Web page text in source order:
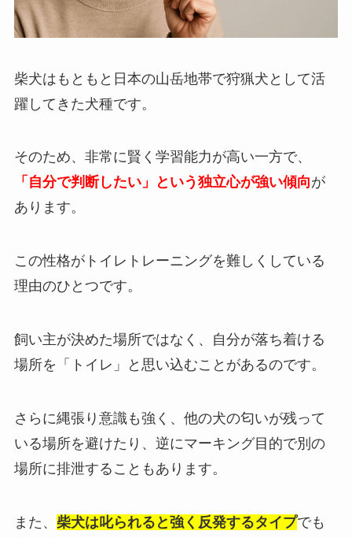
柴犬はもともと日本の山岳地帯で狩猟犬として活
躍してきた犬種です。
そのため、非常に賢く学習能力が高い一方で、
「自分で判断したい」という独立心が強い傾向が
あります。
この性格がトイレトレーニングを難しくしている
理由のひとつです。
飼い主が決めた場所ではなく、自分が落ち着ける
場所を「トイレ」と思い込むことがあるのです。
さらに縄張り意識も強く、他の犬の匂いが残って
いる場所を避けたり、逆にマーキング目的で別の
場所に排泄することもあります。
また、 柴犬は叱られると強く反発するタイプでも